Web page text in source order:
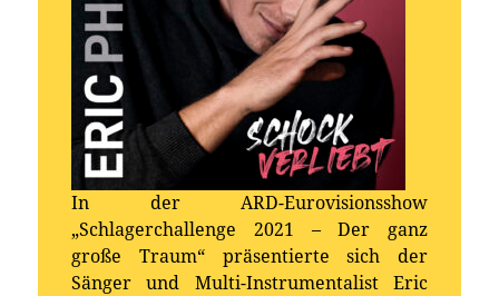
In der ARD-Eurovisionsshow
„Schlagerchallenge 2021 – Der ganz
große Traum“ präsentierte sich der
Sänger und Multi-Instrumentalist Eric